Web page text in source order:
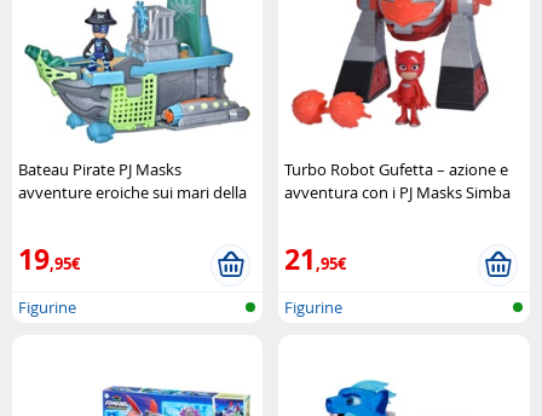
Bateau Pirate PJ Masks
avventure eroiche sui mari della
19,95€
Figurine
Turbo Robot Gufetta – azione e
avventura con i PJ Masks Simba
21,95€
Figurine